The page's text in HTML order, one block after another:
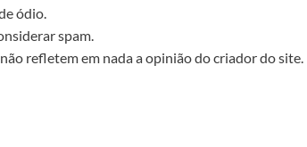
ódio.
spam.
refletem em nada a opinião do criador do site.